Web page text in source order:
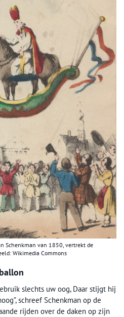
Schenkman van 1850, vertrekt de
Wikimedia Commons
slechts uw oog, Daar stijgt hij
schreef Schenkman op de
rijden over de daken op zijn